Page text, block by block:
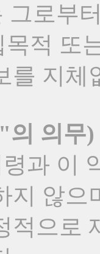
그로부
적 또
를 지체
의 의무)
과 이
지 않
적으로